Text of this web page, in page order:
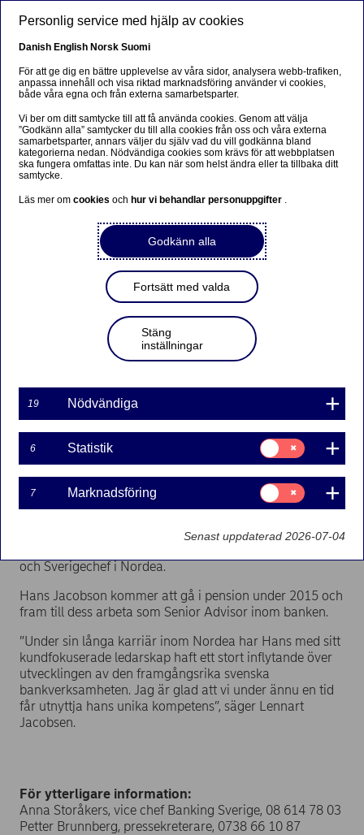
Beklager...
Siden findes desværre ikke på dansk
Bliv på siden|Fortsæt til en relateret side på dansk
Anna Storåkers ny chef för
Banking Sverige
| 2014-10-24 10:00
Anna Storåkers är sedan 2011 vice chef i Banking
Sverige, med ansvar för 8 av totalt 17 regioner inom den
Nordea på olika poster sedan 2009 och har tidigare varit
anställd på konsultföretaget McKinsey samt
investmentbanken Goldman Sachs.
”Bankverksamheten förändras snabbt i takt med
digitaliseringen. Vi möter kundernas ändrade beteenden
och behov med att ständigt utveckla och anpassa våra
banktjänster. Annas erfarenhet av koncernstrategiskt
till en utmärkt person för att leda detta arbete i Sverige”,
och Sverigechef i Nordea.
Hans Jacobson kommer att gå i pension under 2015 och
fram till dess arbeta som Senior Advisor inom banken.
”Under sin långa karriär inom Nordea har Hans med sitt
kundfokuserade ledarskap haft ett stort inflytande över
utvecklingen av den framgångsrika svenska
bankverksamheten. Jag är glad att vi under ännu en tid
får utnyttja hans unika kompetens”, säger Lennart
Jacobsen.
För ytterligare information:
Anna Storåkers, vice chef Banking Sverige, 08 614 78 03
Petter Brunnberg, pressekreterare, 0738 66 10 87
Personlig service med hjälp av cookies
Danish English Norsk Suomi
För att ge dig en bättre upplevelse av våra sidor, analysera webb-trafiken,
anpassa innehåll och visa riktad marknadsföring använder vi cookies,
både våra egna och från externa samarbetsparter.
Vi ber om ditt samtycke till att få använda cookies. Genom att välja
”Godkänn alla” samtycker du till alla cookies från oss och våra externa
samarbetsparter, annars väljer du själv vad du vill godkänna bland
kategorierna nedan. Nödvändiga cookies som krävs för att webbplatsen
ska fungera omfattas inte. Du kan när som helst ändra eller ta tillbaka ditt
samtycke.
Läs mer omcookiesoch hur vi behandlar personuppgifter .
Godkänn alla
Fortsätt med valda
Stäng
inställningar
19 Nödvändiga
6 Statistik
Samtycke
för:
Statistik
7 Marknadsföring
Samtycke
för:
Marknadsföring
Senast uppdaterad 2026-07-04